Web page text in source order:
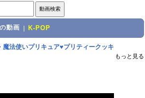
動画 K-POP
魔法使いプリキュア♥プリティークッキ
もっと見る